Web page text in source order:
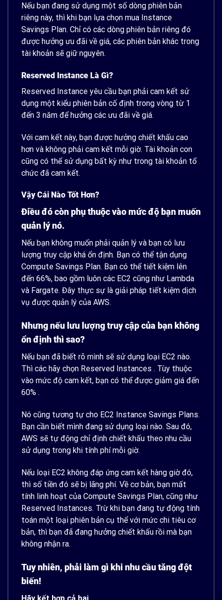
Nếu bạn đang sử dụng một số dòng phiên bản
riêng này, thì khi bạn lựa chọn mua Instance
Savings Plan. Chỉ có các dòng phiên bản riêng đó
được hưởng ưu đãi về giá, các phiên bản khác trong
tài khoản sẽ giữ nguyên.
Reserved Instance Là Gì?
Reserved Instance yêu cầu bạn phải cam kết sử
dụng một kiểu phiên bản cố định trong vòng từ 1
đến 3 năm để hưởng các ưu đãi về giá.
Với cam kết này, bạn được hưởng chiết khấu cao
hơn và không phải cam kết mỗi giờ. Tài khoản con
cũng có thể sử dụng bất kỳ như trong tài khoản tổ
chức đã cam kết.
Vậy Cái Nào Tốt Hơn?
Điều đó còn phụ thuộc vào mức độ bạn muốn
quản lý nó.
Nếu bạn không muốn phải quản lý và bạn có lưu
lượng truy cập khá ổn định. Bạn có thể tận dụng
Compute Savings Plan. Bạn có thể tiết kiệm lên
đến 66%, bao gồm luôn các EC2 cũng như Lambda
và Fargate. Đây thực sự là giải pháp tiết kiệm dịch
vụ được quản lý của AWS.
Nhưng nếu lưu lượng truy cập của bạn không
ổn định thì sao?
Nếu bạn đã biết rõ mình sẽ sử dụng loại EC2 nào.
Thì các hãy chọn Reserved Instances . Tùy thuộc
vào mức độ cam kết, bạn có thể được giảm giá đến
60% .
Nó cũng tương tự cho EC2 Instance Savings Plans.
Bạn cần biết mình đang sử dụng loại nào. Sau đó,
AWS sẽ tự động chỉ định chiết khấu theo nhu cầu
sử dụng trong khi tính phí mỗi giờ.
Nếu loại EC2 không đáp ứng cam kết hàng giờ đó,
thì số tiền đó sẽ bị lãng phí. Về cơ bản, bạn mất
tính linh hoạt của Compute Savings Plan, cũng như
Reserved Instances. Trừ khi bạn đang tự động tính
toán một loại phiên bản cụ thể với mức chi tiêu cơ
bản, thì bạn đã đang hưởng chiết khấu rồi mà bạn
không nhận ra.
Tuy nhiên, phải làm gì khi nhu cầu tăng đột
biến!
Hãy kết hợp cả hai.